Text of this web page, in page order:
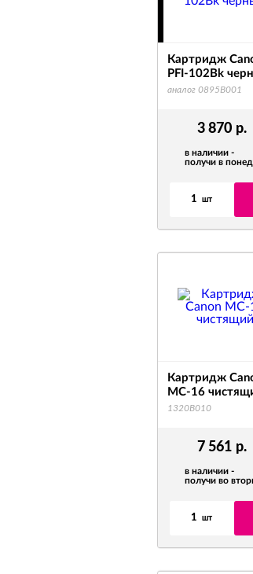
3 870 р.
в наличии -
получи в
1 шт
Картридж
PFI-102Bk
аналог 0895B001
7 561 р.
в наличии -
получи во
1 шт
Картридж
MC-16
1320B010